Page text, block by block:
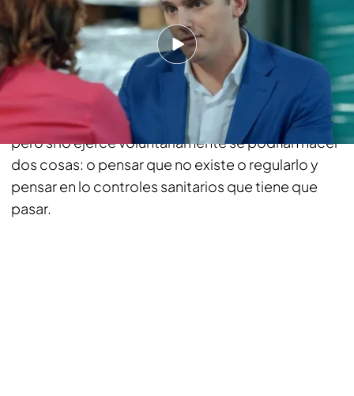
Compartir
Albert Rivera ha declarado que hay que perseguir
la prostitución ejercida bajo una situación forzosa,
pero si lo ejerce voluntariamente se podrían hacer
dos cosas: o pensar que no existe o regularlo y
pensar en lo controles sanitarios que tiene que
pasar.